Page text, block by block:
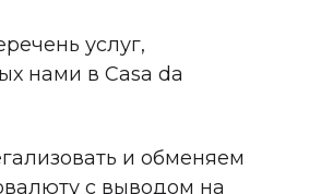
услуг,
нами в Casa da
и обменяем
с выводом на